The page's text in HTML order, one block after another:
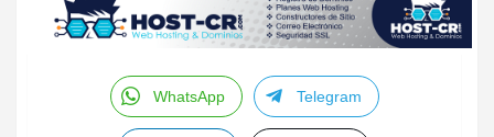
WhatsApp Telegram